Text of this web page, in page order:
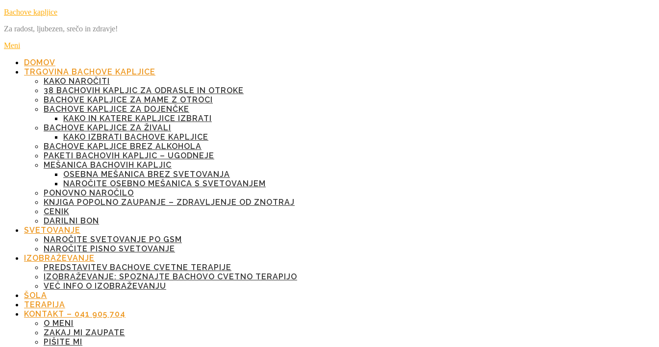
Preskoči
vsebino
Bachove kapljice
Za radost, ljubezen, srečo in zdravje!
Meni
DOMOV
TRGOVINA BACHOVE KAPLJICE
KAKO NAROČITI
38 BACHOVIH KAPLJIC ZA ODRASLE IN OTROKE
BACHOVE KAPLJICE ZA MAME Z OTROCI
BACHOVE KAPLJICE ZA DOJENČKE
KAKO IN KATERE KAPLJICE IZBRATI
BACHOVE KAPLJICE ZA ŽIVALI
KAKO IZBRATI BACHOVE KAPLJICE
BACHOVE KAPLJICE BREZ ALKOHOLA
PAKETI BACHOVIH KAPLJIC – UGODNEJE
MEŠANICA BACHOVIH KAPLJIC
OSEBNA MEŠANICA BREZ SVETOVANJA
NAROČITE OSEBNO MEŠANICA S SVETOVANJEM
PONOVNO NAROČILO
KNJIGA POPOLNO ZAUPANJE – ZDRAVLJENJE OD ZNOTRAJ
CENIK
DARILNI BON
SVETOVANJE
NAROČITE SVETOVANJE PO GSM
NAROČITE PISNO SVETOVANJE
IZOBRAŽEVANJE
PREDSTAVITEV BACHOVE CVETNE TERAPIJE
IZOBRAŽEVANJE: SPOZNAJTE BACHOVO CVETNO TERAPIJO
VEČ INFO O IZOBRAŽEVANJU
ŠOLA
TERAPIJA
KONTAKT – 041 905 704
O MENI
ZAKAJ MI ZAUPATE
PIŠITE MI